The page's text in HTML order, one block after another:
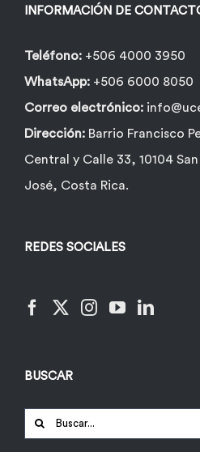
de
producto
INFORMACIÓN DE
Teléfono: +506 4000 3950
WhatsApp: +506 6000 8050
Correo electrónico:
Dirección: Barrio Francisco
Central y Calle 33, 10104
José, Costa Rica.
REDES SOCIALES
BUSCAR
Buscar: